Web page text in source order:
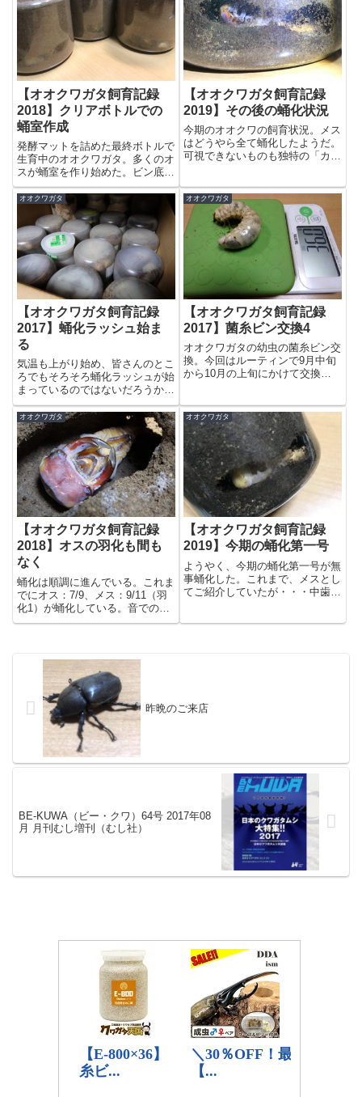
【オオクワガタ飼育記録
2018】クリアボトルでの
蛹室作成
発酵マットを詰めた最終ボトルで
生育中のオオクワガタ。多くのオ
スが蛹室を作り始めた。ビン底に
近いがまずまずの状態だ。やは
り、クリアボトルは状態を掴みや
すい。蛹化や羽化の様子もよくわ
かるだろう。G-Pot、クリア化さ
れるといいのだが・・・
【オオクワガタ飼育記録
2019】その後の蛹化状況
今期のオオクワの飼育状況。メス
はどうやら全て蛹化したようだ。
可視できないものも独特の「カサ
初に蛹化した個体は、あと数日で
羽化、というところか。大型個体
も全て前蛹化したような感じだ
（こ...
オオクワガタ
【オオクワガタ飼育記録
2017】蛹化ラッシュ始ま
る
気温も上がり始め、皆さんのとこ
ろでもそろそろ蛹化ラッシュが始
まっているのではないだろうか。
ウチでは8割方のオオクワガタが
蛹室を作り終え、そのうちの3-4
割ぐらいが前蛹になっている。先
日、まずは14gのメスが蛹化し
た。今まで22度前後で行って...
オオクワガタ
【オオクワガタ飼育記録
2017】菌糸ビン交換4
オオクワガタの幼虫の菌糸ビン交
換。今回はルーティンで9月中旬
から10月の上旬にかけて交換し
キレイに菌床を食べ尽くし、廃菌
床は発酵マットに近い状態になっ
ているものも多い。こ...
オオクワガタ
【オオクワガタ飼育記録
2018】オスの羽化も間も
なく
蛹化は順調に進んでいる。これま
でにオス：7/9、メス：9/11（羽
化1）が蛹化している。音での判
断では4.1gの最小個体も蛹化して
に菌糸ビンで蛹化したオスは死亡
してしまったが、次の...
オオクワガタ
【オオクワガタ飼育記録
2019】今期の蛹化第一号
ようやく、今期の蛹化第一号が無
事蛹化した。これまで、メスとし
てご紹介していたが・・・中歯型
昨晩のご来店
BE-KUWA（ビー・クワ）64号 2017年08
月 月刊むし増刊（むし社）